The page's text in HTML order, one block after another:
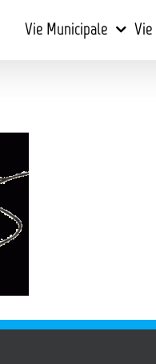
Vie Municipale